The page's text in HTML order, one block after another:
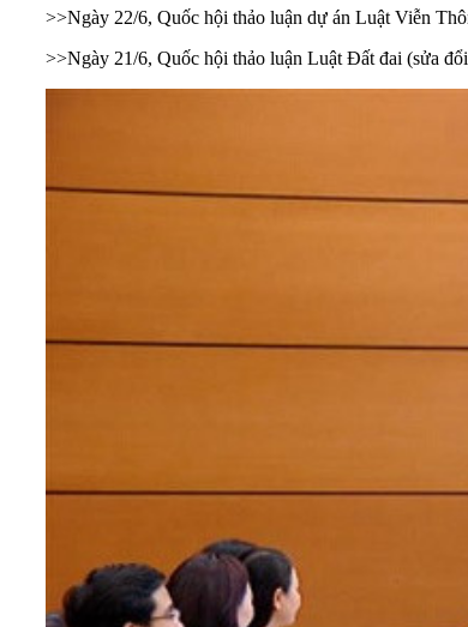
>>Ngày 22/6, Quốc hội thảo luận dự án Luật Viễn
>>Ngày 21/6, Quốc hội thảo luận Luật Đất đai (sửa